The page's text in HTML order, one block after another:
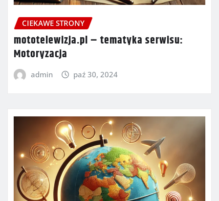
CIEKAWE STRONY
mototelewizja.pl – tematyka serwisu:
Motoryzacja
admin paź 30, 2024